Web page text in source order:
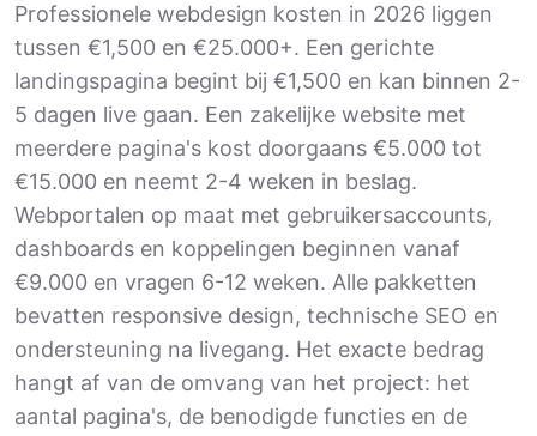
Professionele webdesign kosten in 2026 liggen
tussen €1,500 en €25.000+. Een gerichte
landingspagina begint bij €1,500 en kan binnen 2-
5 dagen live gaan. Een zakelijke website met
meerdere pagina's kost doorgaans €5.000 tot
€15.000 en neemt 2-4 weken in beslag.
Webportalen op maat met gebruikersaccounts,
dashboards en koppelingen beginnen vanaf
€9.000 en vragen 6-12 weken. Alle pakketten
bevatten responsive design, technische SEO en
ondersteuning na livegang. Het exacte bedrag
hangt af van de omvang van het project: het
aantal pagina's, de benodigde functies en de